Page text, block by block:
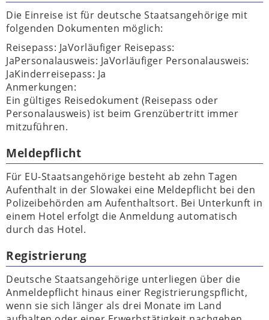
Die Einreise ist für deutsche Staatsangehörige mit
folgenden Dokumenten möglich:
Reisepass: JaVorläufiger Reisepass:
JaPersonalausweis: JaVorläufiger Personalausweis:
JaKinderreisepass: Ja
Anmerkungen:
Ein gültiges Reisedokument (Reisepass oder
Personalausweis) ist beim Grenzübertritt immer
mitzuführen.
Meldepflicht
Für EU-Staatsangehörige besteht ab zehn Tagen
Aufenthalt in der Slowakei eine Meldepflicht bei den
Polizeibehörden am Aufenthaltsort. Bei Unterkunft in
einem Hotel erfolgt die Anmeldung automatisch
durch das Hotel.
Registrierung
Deutsche Staatsangehörige unterliegen über die
Anmeldepflicht hinaus einer Registrierungspflicht,
wenn sie sich länger als drei Monate im Land